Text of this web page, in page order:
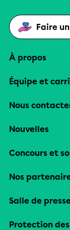
Faire
À propos
Équipe et
Nous
Nouvelles
Concours et
Nos
Salle de
Protection